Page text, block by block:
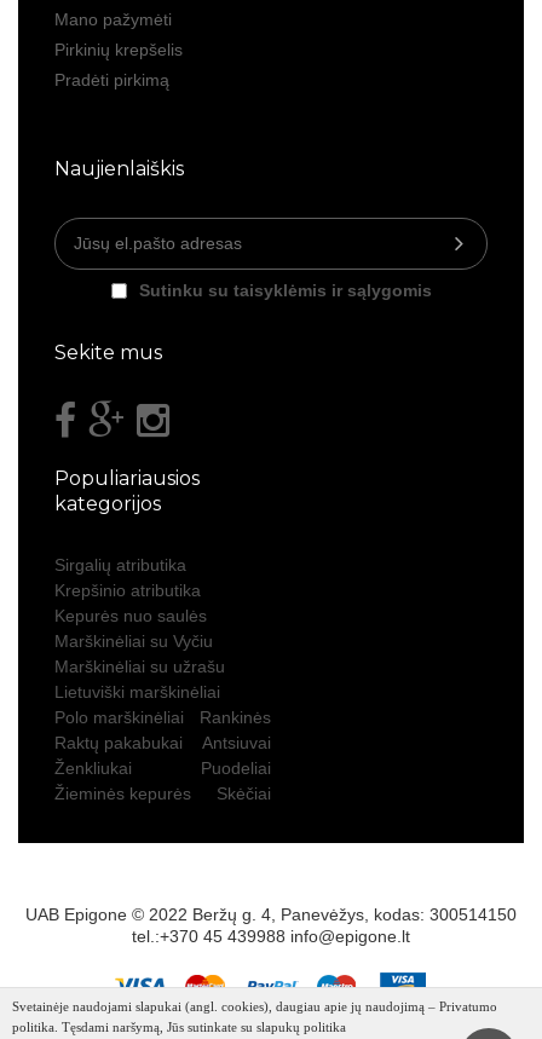
Mano pažymėti
Pirkinių krepšelis
Pradėti pirkimą
Naujienlaiškis
Sutinku su taisyklėmis ir sąlygomis
Sekite mus
Populiariausios
kategorijos
Sirgalių atributika
Krepšinio atributika
Kepurės nuo saulės
Marškinėliai su Vyčiu
Marškinėliai su užrašu
Lietuviški marškinėliai
Polo marškinėliai
Rankinės
Raktų pakabukai
Antsiuvai
Ženkliukai
Puodeliai
Žieminės kepurės
Skėčiai
UAB Epigone © 2022 Beržų g. 4, Panevėžys, kodas: 300514150
tel.:+370 45 439988 info@epigone.lt
Svetainėje naudojami slapukai (angl. cookies), daugiau apie jų naudojimą – Privatumo
politika. Tęsdami naršymą, Jūs sutinkate su slapukų politika